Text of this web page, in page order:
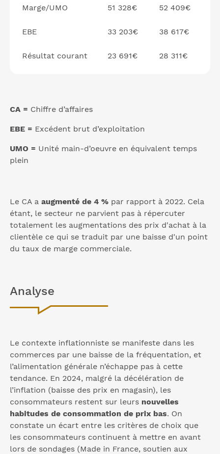
Marge/UMO 51 328€ 52 409€
EBE 33 203€ 38 617€
Résultat courant 23 691€ 28 311€
CA = Chiffre d’affaires
EBE = Excédent brut d’exploitation
UMO = Unité main-d’oeuvre en équivalent temps
plein
Le CA a augmenté de 4 % par rapport à 2022. Cela
étant, le secteur ne parvient pas à répercuter
totalement les augmentations des prix d'achat à la
clientèle ce qui se traduit par une baisse d'un point
du taux de marge commerciale.
Analyse
Le contexte inflationniste se manifeste dans les
commerces par une baisse de la fréquentation, et
l’alimentation générale n’échappe pas à cette
tendance. En 2024, malgré la décélération de
l’inflation (baisse des prix en magasin), les
consommateurs restent sur leurs nouvelles
habitudes de consommation de prix bas. On
constate un écart entre les critères de choix que
les consommateurs continuent à mettre en avant
lors de sondages (Made in France, soutien aux